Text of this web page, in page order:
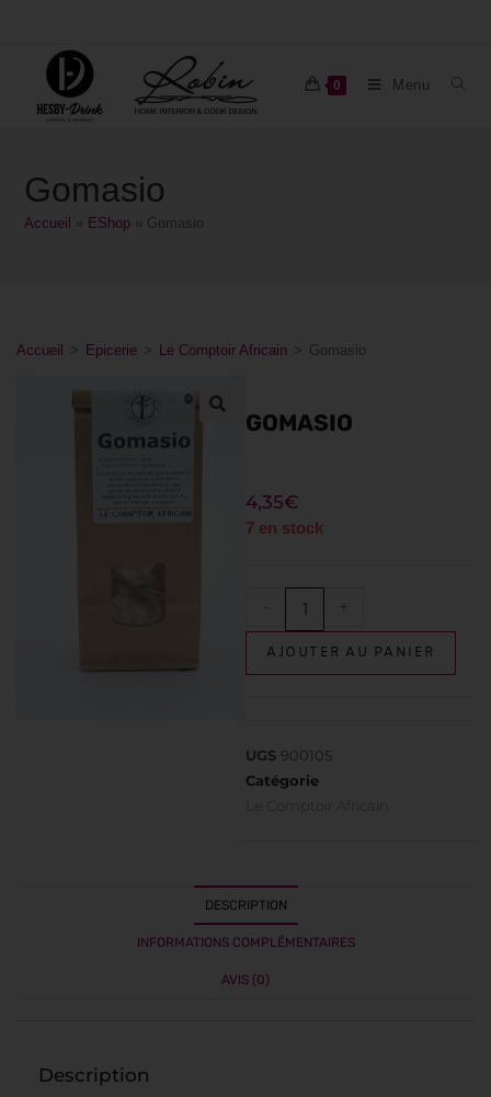
0 Menu
Gomasio
Accueil EShop Gomasio
Accueil > Epicerie > Le Comptoir Africain > Gomasio
GOMASIO
4,35€
7 en stock
- +
AJOUTER AU PANIER
UGS 900105
Catégorie
Le Comptoir Africain
DESCRIPTION
INFORMATIONS COMPLÉMENTAIRES
AVIS (0)
Description